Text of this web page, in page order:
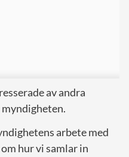
av andra
arbete med
hur vi samlar in